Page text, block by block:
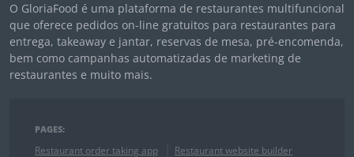
O GloriaFood é uma plataforma de restaurantes multifuncional
que oferece pedidos on-line gratuitos para restaurantes para
entrega, takeaway e jantar, reservas de mesa, pré-encomenda,
bem como campanhas automatizadas de marketing de
restaurantes e muito mais.
PAGES:
Restaurant order taking app
Restaurant website builder